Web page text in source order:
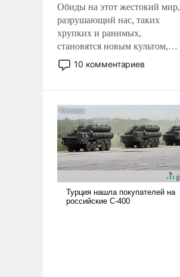
Обиды на этот жестокий мир,
разрушающий нас, таких
хрупких и ранимых,
становятся новым культом,
постепенно вытесняя и
отменяя традиционное
ударами судьбы, брать на себя
ответственность, помогать
слабым, идти вперед и
адаптироваться.
10 комментариев